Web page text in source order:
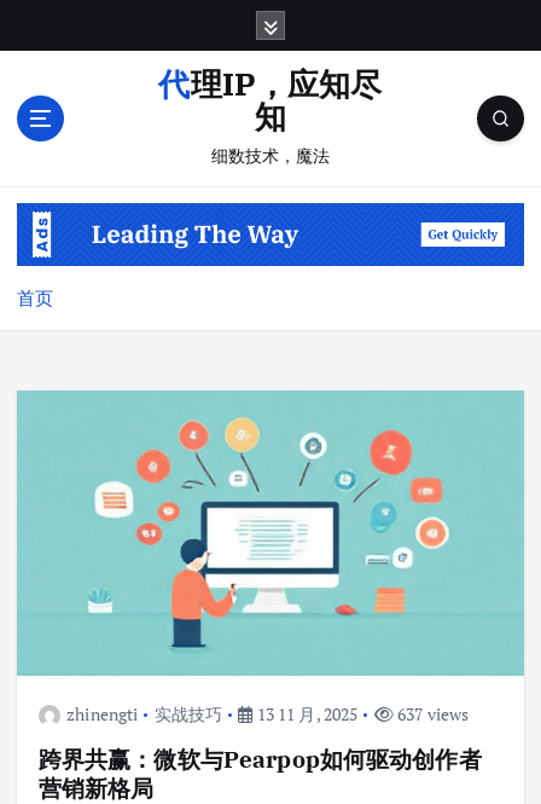
代理IP，应知尽
知
细数技术，魔法
首页
zhinengti 实战技巧 13 11 月, 2025 637 views
跨界共赢：微软与Pearpop如何驱动创作者
营销新格局